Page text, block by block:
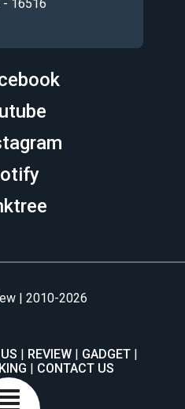
- 16516
| 2010-2026
REVIEW
GADGET
CONTACT US